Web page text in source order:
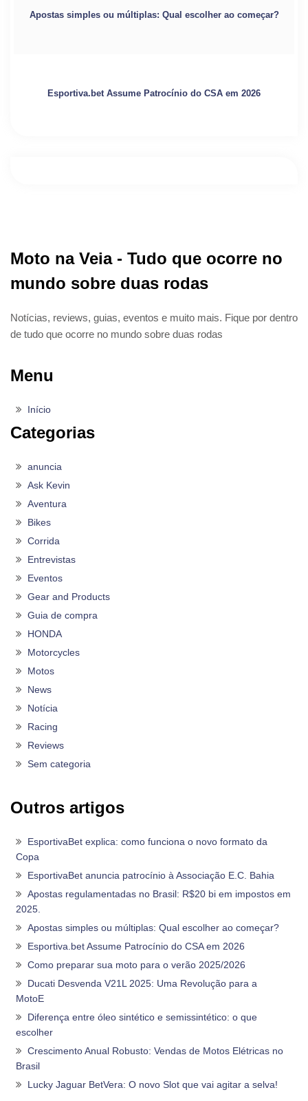
Apostas simples ou múltiplas: Qual escolher ao começar?
Esportiva.bet Assume Patrocínio do CSA em 2026
Moto na Veia - Tudo que ocorre no
mundo sobre duas rodas
Notícias, reviews, guias, eventos e muito mais. Fique por dentro
de tudo que ocorre no mundo sobre duas rodas
Menu
Início
Categorias
anuncia
Ask Kevin
Aventura
Bikes
Corrida
Entrevistas
Eventos
Gear and Products
Guia de compra
HONDA
Motorcycles
Motos
News
Notícia
Racing
Reviews
Sem categoria
Outros artigos
EsportivaBet explica: como funciona o novo formato da
Copa
EsportivaBet anuncia patrocínio à Associação E.C. Bahia
Apostas regulamentadas no Brasil: R$20 bi em impostos em
2025.
Apostas simples ou múltiplas: Qual escolher ao começar?
Esportiva.bet Assume Patrocínio do CSA em 2026
Como preparar sua moto para o verão 2025/2026
Ducati Desvenda V21L 2025: Uma Revolução para a
MotoE
Diferença entre óleo sintético e semissintético: o que
escolher
Crescimento Anual Robusto: Vendas de Motos Elétricas no
Brasil
Lucky Jaguar BetVera: O novo Slot que vai agitar a selva!